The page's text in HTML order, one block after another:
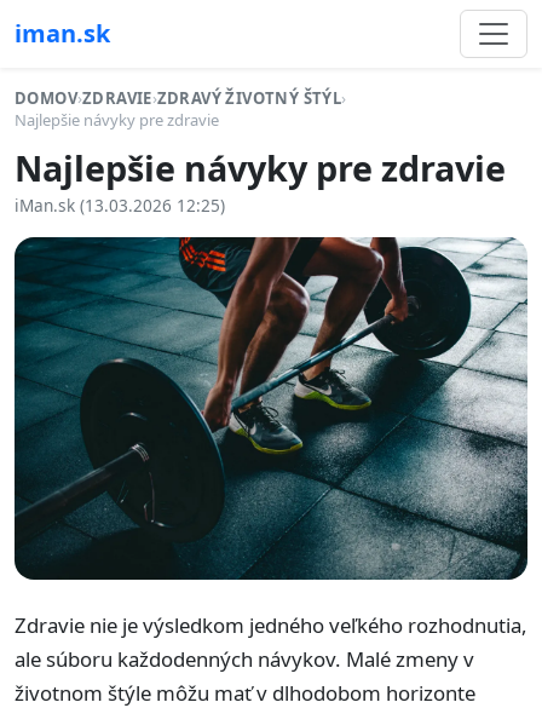
iman.sk
DOMOV›ZDRAVIE›ZDRAVÝ ŽIVOTNÝ ŠTÝL›
Najlepšie návyky pre zdravie
Najlepšie návyky pre zdravie
iMan.sk (13.03.2026 12:25)
Zdravie nie je výsledkom jedného veľkého rozhodnutia,
ale súboru každodenných návykov. Malé zmeny v
životnom štýle môžu mať v dlhodobom horizonte